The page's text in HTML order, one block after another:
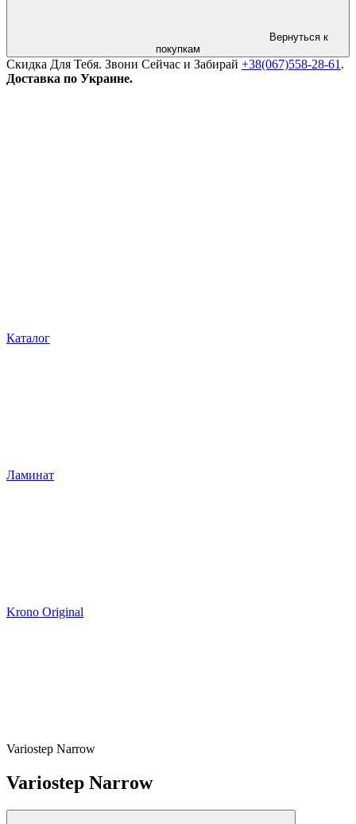
Вернуться к
покупкам
Скидка Для Тебя. Звони Сейчас и Забирай +38(067)558-28-61 .
Доставка по Украине.
Каталог
Ламинат
Krono Original
Variostep Narrow
Variostep Narrow